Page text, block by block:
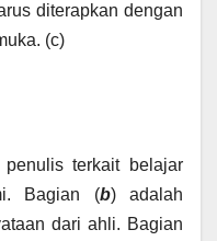
diterapkan dengan
(c)
terkait belajar
Bagian (b) adalah
dari ahli. Bagian